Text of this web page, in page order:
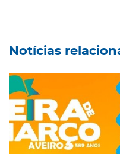
Notícias